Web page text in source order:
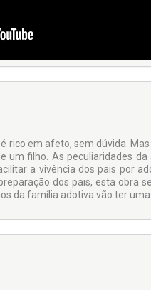
rico em afeto, sem dúvida.
um filho. As peculiaridades
a vivência dos pais por
dos pais, esta obra
da família adotiva vão ter